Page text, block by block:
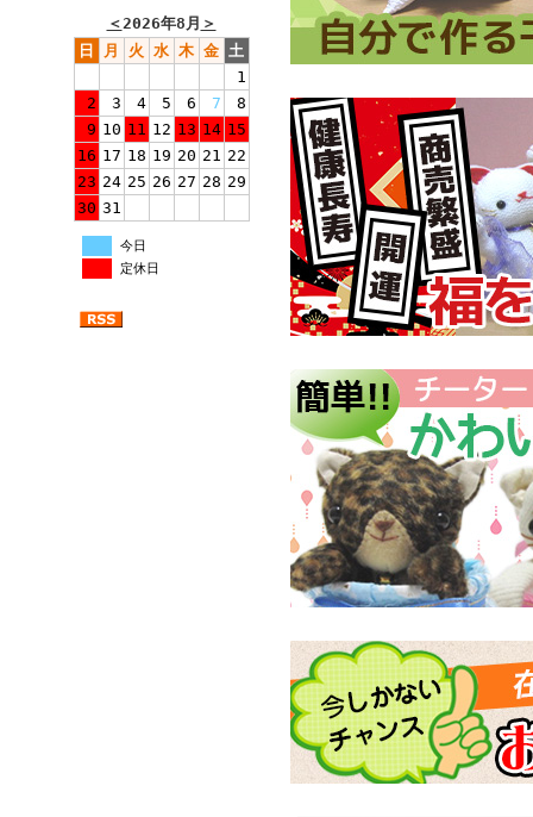
＜2026年8月 ＞
日
月 火 水 木 金 土
1
2
3 4 5 6 7
8
9 10 11 12 13 14 15
16 17 18 19 20 21 22
23 24 25 26 27 28 29
30 31
今日
定休日